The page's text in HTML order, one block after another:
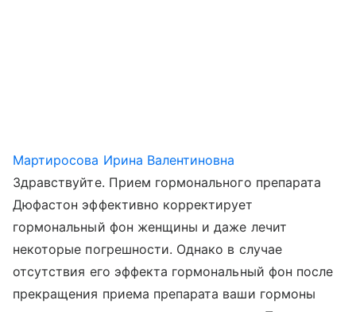
Мартиросова Ирина Валентиновна
Здравствуйте. Прием гормонального препарата
Дюфастон эффективно корректирует
гормональный фон женщины и даже лечит
некоторые погрешности. Однако в случае
отсутствия его эффекта гормональный фон после
прекращения приема препарата ваши гормоны